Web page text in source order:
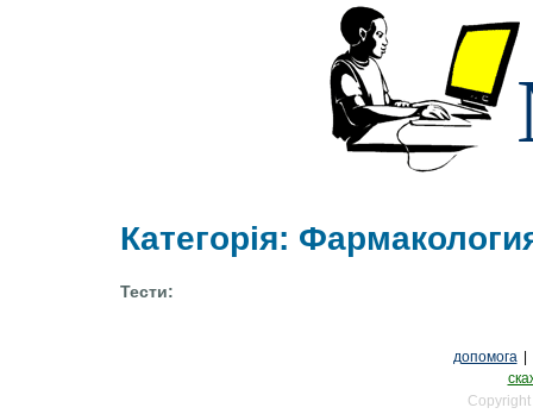
Категорія:
Тести:
допомога